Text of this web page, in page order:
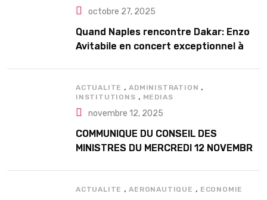
octobre 27, 2025
Quand Naples rencontre Dakar: Enzo
Avitabile en concert exceptionnel à
ACTUALITE ,ADMINISTRATION ,
INSTITUTIONS , MEDIAS
novembre 12, 2025
COMMUNIQUE DU CONSEIL DES
MINISTRES DU MERCREDI 12 NOVEMBRE
ACTUALITE ,AERONAUTIQUE , ECONOMIE